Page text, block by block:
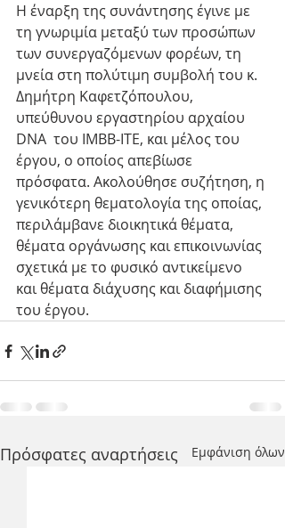
Η έναρξη της συνάντησης έγινε με
τη γνωριμία μεταξύ των προσώπων
των συνεργαζόμενων φορέων, τη
μνεία στη πολύτιμη συμβολή του κ.
Δημήτρη Καφετζόπουλου,
υπεύθυνου εργαστηρίου αρχαίου
DNA  του ΙΜΒΒ-ΙΤΕ, και μέλος του
έργου, ο οποίος απεβίωσε
πρόσφατα. Ακολούθησε συζήτηση, η
γενικότερη θεματολογία της οποίας,
περιλάμβανε διοικητικά θέματα,
θέματα οργάνωσης και επικοινωνίας
σχετικά με το φυσικό αντικείμενο
και θέματα διάχυσης και διαφήμισης
του έργου.
Πρόσφατες αναρτήσεις Εμφάνιση όλων